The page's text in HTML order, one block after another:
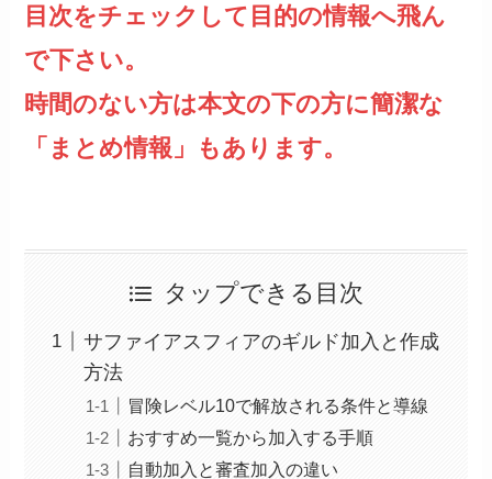
目次をチェックして目的の情報へ飛ん
で下さい。
時間のない方は本文の下の方に簡潔な
「まとめ情報」もあります。
タップできる目次
サファイアスフィアのギルド加入と作成
方法
冒険レベル10で解放される条件と導線
おすすめ一覧から加入する手順
自動加入と審査加入の違い